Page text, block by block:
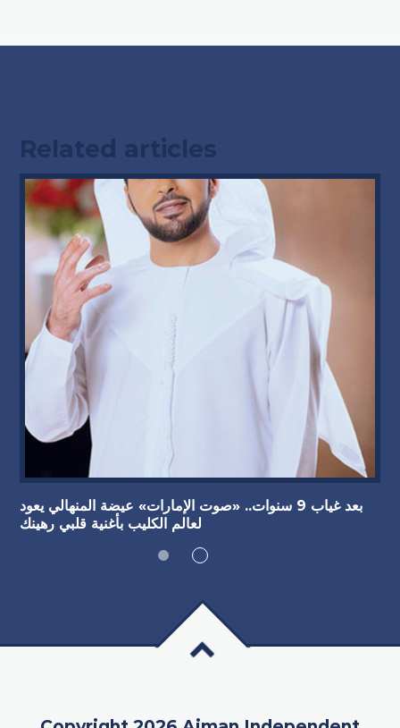
Related articles
بعد غياب 9 سنوات.. «صوت الإمارات» عيضة المنهالي يعود
لعالم الكليب بأغنية قلبي رهينك